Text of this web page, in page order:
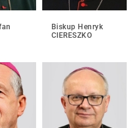
Biskup Henryk
CIERESZKO